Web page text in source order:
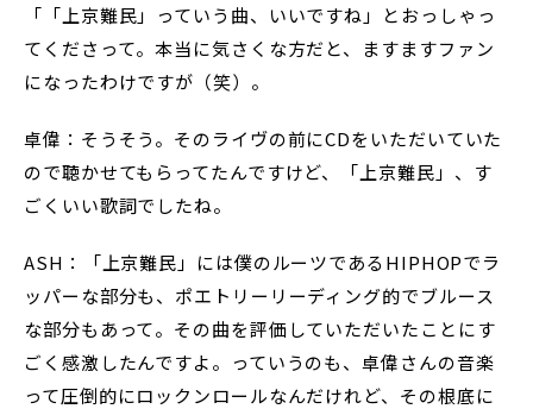
「「上京難民」っていう曲、いいですね」とおっしゃっ
てくださって。本当に気さくな方だと、ますますファン
になったわけですが（笑）。
卓偉：そうそう。そのライヴの前にCDをいただいていた
ので聴かせてもらってたんですけど、「上京難民」、す
ごくいい歌詞でしたね。
ASH：「上京難民」には僕のルーツであるHIPHOPでラ
ッパーな部分も、ポエトリーリーディング的でブルース
な部分もあって。その曲を評価していただいたことにす
ごく感激したんですよ。っていうのも、卓偉さんの音楽
って圧倒的にロックンロールなんだけれど、その根底に